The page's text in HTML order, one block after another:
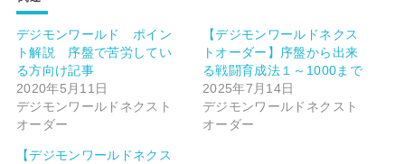
デジモンワールド ポイン
ト解説 序盤で苦労してい
る方向け記事
2020年5月11日
デジモンワールドネクスト
オーダー
【デジモンワールドネクス
トオーダー】序盤から出来
る戦闘育成法１～1000まで
2025年7月14日
デジモンワールドネクスト
オーダー
【デジモンワールドネクス